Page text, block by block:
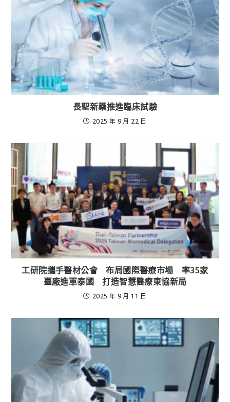
長聖新藥推進臨床試驗
2025 年 9 月 22 日
工研院攜手醫材公會 布局國際醫療市場 率35家
臺廠進軍泰國 打造智慧醫療東協新局
2025 年 9 月 11 日